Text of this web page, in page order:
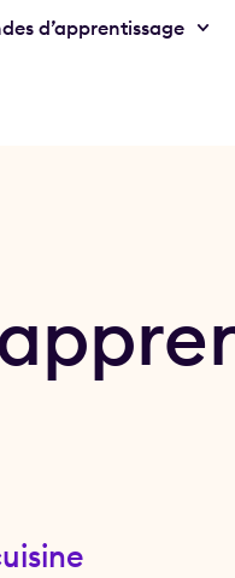
d’apprentissage